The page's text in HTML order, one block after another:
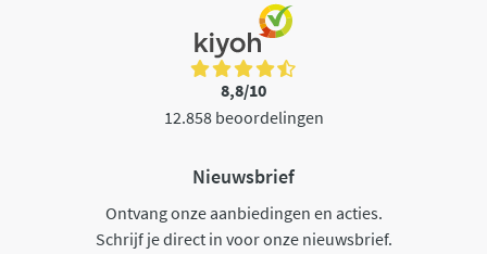
8,8/10
12.858 beoordelingen
Nieuwsbrief
Ontvang onze aanbiedingen en acties.
Schrijf je direct in voor onze nieuwsbrief.